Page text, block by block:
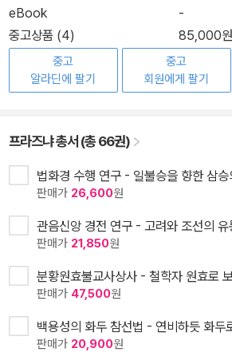
eBook
-
중고상품 (4) 85,000원
중고
알라딘에 팔기
중고
회원에게 팔기
프라즈냐 총서 (총 66권)
법화경 수행 연구 - 일불승을 향한 삼
판매가 26,600원
관음신앙 경전 연구 - 고려와 조선의
판매가 21,850원
분황원효불교사상사 - 철학자 원효로
판매가 47,500원
백용성의 화두 참선법 - 연비하듯 화두
판매가 20,900원